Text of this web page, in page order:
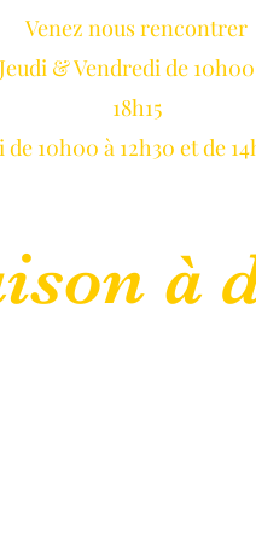
Venez nous rencontrer
& Vendredi de 10h00
18h15
de 10h00 à 12h30 et de
à